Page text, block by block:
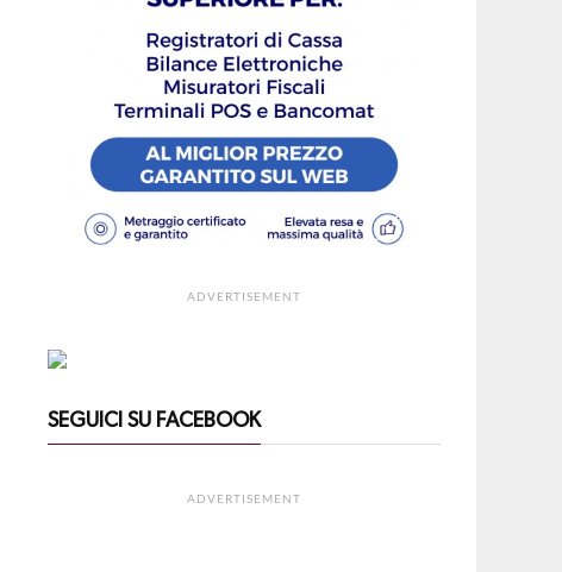
ADVERTISEMENT
SEGUICI SU FACEBOOK
ADVERTISEMENT